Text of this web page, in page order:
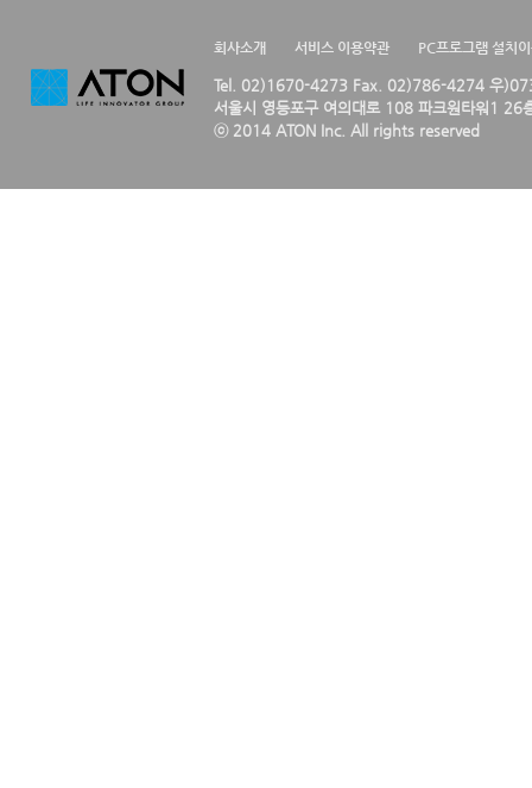
회사소개 서비스 이용약관 PC프로그램 설치
Tel. 02)1670-4273 Fax. 02)786-4274 우
서울시 영등포구 여의대로 108 파크원타워1 26
ⓒ 2014 ATON Inc. All rights reserved